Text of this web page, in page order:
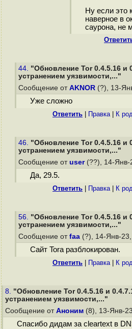
Ну если это
наверное в
саурона, не
44. "Обновление Tor 0.4.5.16 и
устранением уязвимости,..."
Сообщение от AKNOR (?), 13-
Уже сложно
Ответить Правка| К
46. "Обновление Tor 0.4.5.16 и
устранением уязвимости,..."
Сообщение от user(??), 14-Янв-
Да, 29.5.
Ответить Правка| К
56. "Обновление Tor 0.4.5.16 и
устранением уязвимости,..."
Сообщение от faa (?), 14-Янв-
Сайт Torа разблокирован.
Ответить Правка| К
8. "Обновление Tor 0.4.5.16 и
устранением уязвимости,..."
Сообщение от Аноним (8), 13-Янв-
Спасибо дидам за cleartext в